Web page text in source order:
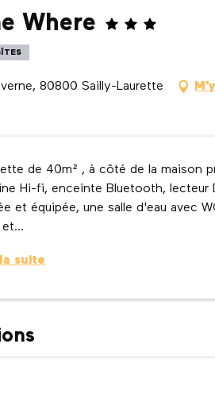
Where
80800 Sailly-Laurette
de 40m² , à côté de la maison
Hi-fi, enceinte Bluetooth, lecteur
et équipée, une salle d'eau avec
suite